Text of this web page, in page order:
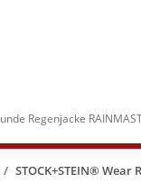
Regenjacke
STOCK+STEIN®